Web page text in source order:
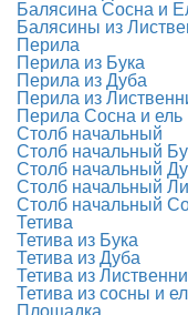
Балясина Сосна и
Балясины из
Перила
Перила из Бука
Перила из Дуба
Перила из
Перила Сосна и ель
Столб начальный
Столб начальный
Столб начальный
Столб начальный
Столб начальный
Тетива
Тетива из Бука
Тетива из Дуба
Тетива из
Тетива из сосны и